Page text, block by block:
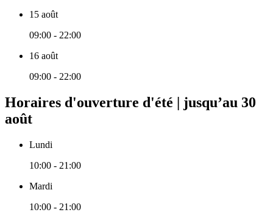
15 août
09:00 - 22:00
16 août
09:00 - 22:00
Horaires d'ouverture d'été | jusqu’au 30
août
Lundi
10:00 - 21:00
Mardi
10:00 - 21:00